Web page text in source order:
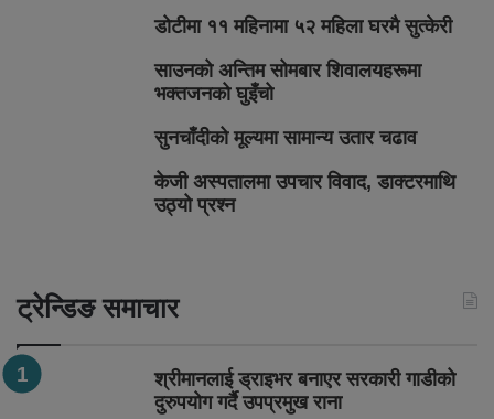
डोटीमा ११ महिनामा ५२ महिला घरमै सुत्केरी
साउनको अन्तिम सोमबार शिवालयहरूमा
भक्तजनको घुइँचो
सुनचाँदीको मूल्यमा सामान्य उतार चढाव
केजी अस्पतालमा उपचार विवाद, डाक्टरमाथि
उठ्यो प्रश्न
ट्रेन्डिङ समाचार
श्रीमानलाई ड्राइभर बनाएर सरकारी गाडीको
दुरुपयोग गर्दै उपप्रमुख राना